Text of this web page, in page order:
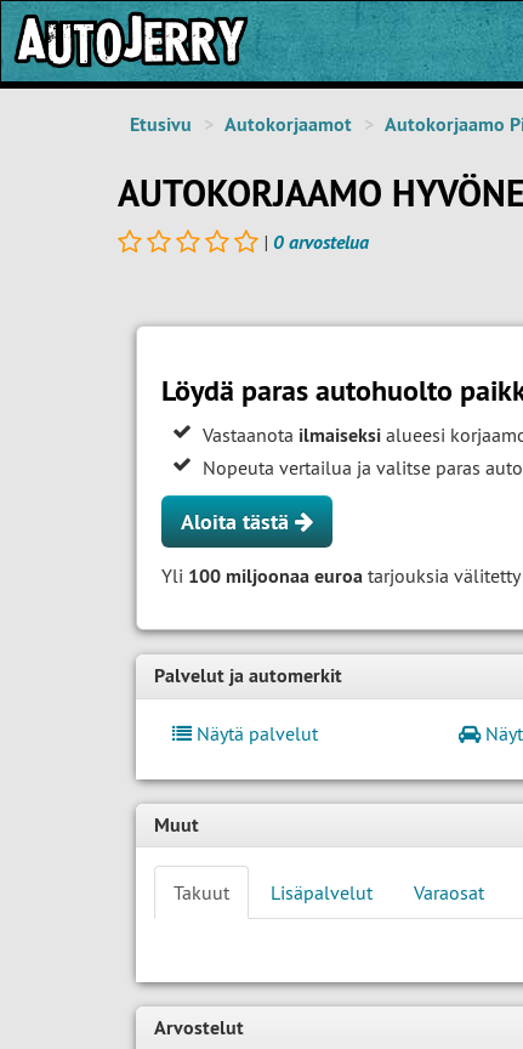
Etusivu Autokorjaamot Autokorjaamo
AUTOKORJAAMO
| 0 arvostelua
Löydä paras autohuolto
Vastaanota ilmaiseksi alueesi
Nopeuta vertailua ja valitse paras
Aloita tästä
Yli 100 miljoonaa euroa tarjouksia välitetty
Palvelut ja automerkit
Näytä palvelut
Muut
Takuut Lisäpalvelut Varaosat
Arvostelut